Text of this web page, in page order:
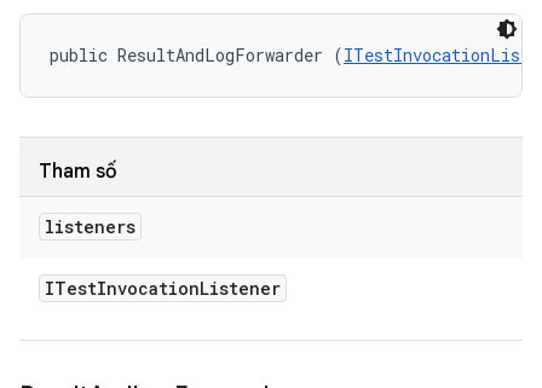
public ResultAndLogForwarder (
Tham số
listeners
ITestInvocationListener